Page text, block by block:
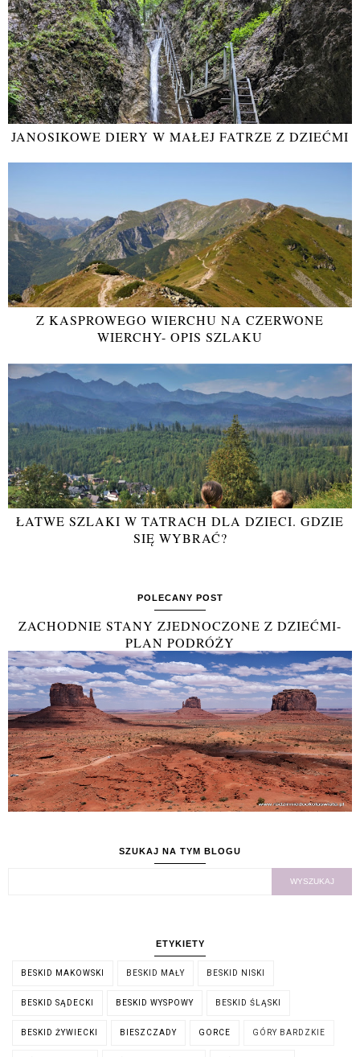
JANOSIKOWE DIERY W MAŁEJ FATRZE Z DZIEĆMI
Z KASPROWEGO WIERCHU NA CZERWONE
WIERCHY- OPIS SZLAKU
ŁATWE SZLAKI W TATRACH DLA DZIECI. GDZIE
SIĘ WYBRAĆ?
POLECANY POST
ZACHODNIE STANY ZJEDNOCZONE Z DZIEĆMI-
PLAN PODRÓŻY
SZUKAJ NA TYM BLOGU
ETYKIETY
BESKID MAKOWSKI BESKID MAŁY BESKID NISKI
BESKID SĄDECKI BESKID WYSPOWY BESKID ŚLĄSKI
BESKID ŻYWIECKI BIESZCZADY GORCE GÓRY BARDZKIE